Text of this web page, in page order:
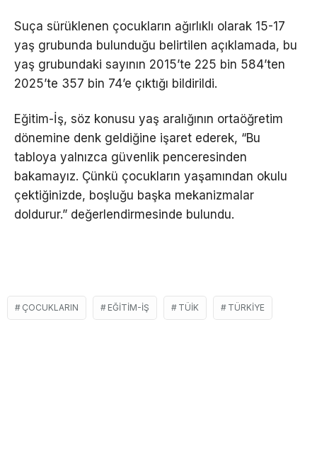
Suça sürüklenen çocukların ağırlıklı olarak 15-17
yaş grubunda bulunduğu belirtilen açıklamada, bu
yaş grubundaki sayının 2015’te 225 bin 584’ten
2025’te 357 bin 74’e çıktığı bildirildi.
Eğitim-İş, söz konusu yaş aralığının ortaöğretim
dönemine denk geldiğine işaret ederek, “Bu
tabloya yalnızca güvenlik penceresinden
bakamayız. Çünkü çocukların yaşamından okulu
çektiğinizde, boşluğu başka mekanizmalar
doldurur.” değerlendirmesinde bulundu.
ÇOCUKLARIN EĞITIM-İŞ TÜIK TÜRKIYE